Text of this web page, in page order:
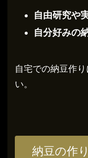
自由研究や
自分好みの
自宅での納豆作
い。
納豆の作